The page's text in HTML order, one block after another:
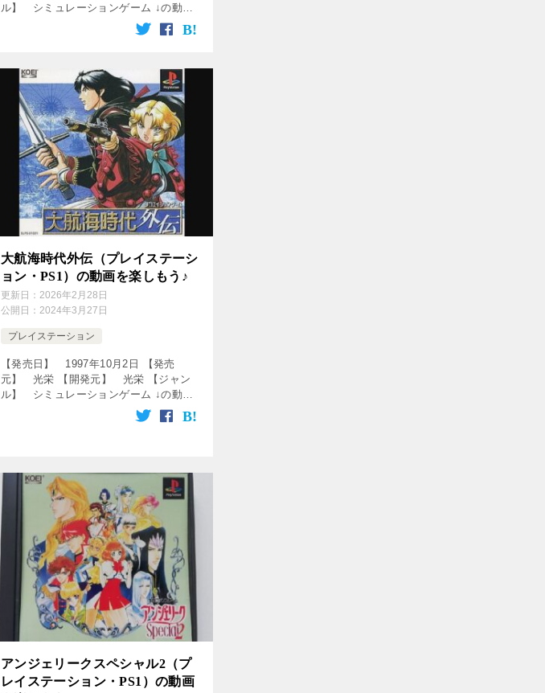
ル】 シミュレーションゲーム ↓の動画
をクリック！動画を楽しめます♪ [csshop
大航海時代外伝（プレイステーシ
ョン・PS1）の動画を楽しもう♪
更新日： 2026年2月28日
公開日： 2024年3月27日
プレイステーション
【発売日】 1997年10月2日 【発売
元】 光栄 【開発元】 光栄 【ジャン
ル】 シミュレーションゲーム ↓の動画
をクリック！動画を楽しめます♪ ゆっく
り達の『大航海時代外伝』part1「旅立…
アンジェリークスペシャル2（プ
レイステーション・PS1）の動画